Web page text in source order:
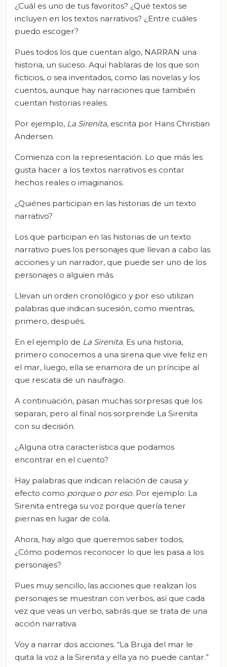
¿Cuál es uno de tus favoritos? ¿Qué textos se
incluyen en los textos narrativos? ¿Entre cuáles
puedo escoger?
Pues todos los que cuentan algo, NARRAN una
historia, un suceso. Aquí hablaras de los que son
ficticios, o sea inventados, como las novelas y los
cuentos, aunque hay narraciones que también
cuentan historias reales.
Por ejemplo, La Sirenita, escrita por Hans Christian
Andersen.
Comienza con la representación. Lo que más les
gusta hacer a los textos narrativos es contar
hechos reales o imaginarios.
¿Quiénes participan en las historias de un texto
narrativo?
Los que participan en las historias de un texto
narrativo pues los personajes que llevan a cabo las
acciones y un narrador, que puede ser uno de los
personajes o alguien más.
Llevan un orden cronológico y por eso utilizan
palabras que indican sucesión, como mientras,
primero, después.
En el ejemplo de La Sirenita. Es una historia,
primero conocemos a una sirena que vive feliz en
el mar, luego, ella se enamora de un príncipe al
que rescata de un naufragio.
A continuación, pasan muchas sorpresas que los
separan, pero al final nos sorprende La Sirenita
con su decisión.
¿Alguna otra característica que podamos
encontrar en el cuento?
Hay palabras que indican relación de causa y
efecto como porque o por eso. Por ejemplo: La
Sirenita entrega su voz porque quería tener
piernas en lugar de cola.
Ahora, hay algo que queremos saber todos,
¿Cómo podemos reconocer lo que les pasa a los
personajes?
Pues muy sencillo, las acciones que realizan los
personajes se muestran con verbos, así que cada
vez que veas un verbo, sabrás que se trata de una
acción narrativa.
Voy a narrar dos acciones. “La Bruja del mar le
quita la voz a la Sirenita y ella ya no puede cantar.”